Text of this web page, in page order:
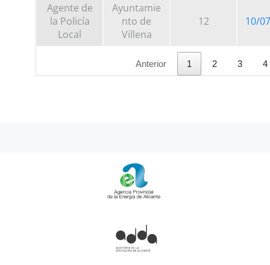
Agente de
la Policía
Local
Ayuntamie
nto de
Villena
12 10/
Anterior 1 2 3 4